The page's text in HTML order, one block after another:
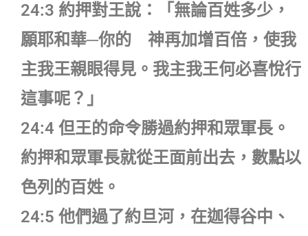
24:3 約押對王說：「無論百姓多少，
願耶和華─你的 神再加增百倍，使我
主我王親眼得見。我主我王何必喜悅行
這事呢？」
24:4 但王的命令勝過約押和眾軍長。
約押和眾軍長就從王面前出去，數點以
色列的百姓。
24:5 他們過了約旦河，在迦得谷中、